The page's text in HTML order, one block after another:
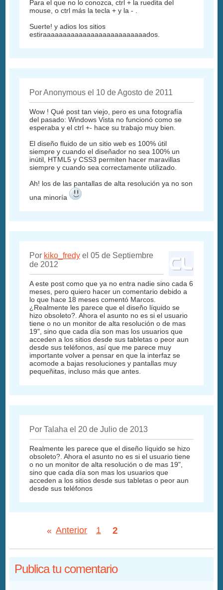
Para el que no lo conozca, ctrl + la ruedita del
mouse, o ctrl más la tecla + y la - .
Suerte! y adios los sitios
estiraaaaaaaaaaaaaaaaaaaaaaaaaados.
Por Anonymous el 10 de Agosto de 2011
Wow ! Qué post tan viejo, pero es una fotografía
del pasado: Windows Vista no funcionó como se
esperaba y el ctrl +- hace su trabajo muy bien.
El diseño fluido de un sitio web es 100% útil
siempre y cuando el diseñador no sea 100% un
inútil, HTML5 y CSS3 permiten hacer maravillas
siempre y cuando sea correctamente utilizado.
Ah! los de las pantallas de alta resolución ya no son
una minoría
Por kiko_fredy el 05 de Septiembre
de 2012
A este post como que ya no entra nadie sino cada 6
meses, pero quiero hacer un comentario debido a
lo que hace 18 meses comentó Marcos.
¿Realmente les parece que el diseño líquido se
hizo obsoleto?. Ahora el asunto no es si el usuario
tiene o no un monitor de alta resolución o de mas
19", sino que cada día son mas los usuarios que
acceden a los sitios desde sus tabletas o peor aun
desde sus teléfonos, así que me parece muy
importante volver a pensar en que la interfaz se
acomode a bajas resoluciones y pantallas muy
pequeñitas, incluso más que antes.
Por Talaha el 20 de Julio de 2013
Realmente les parece que el diseño líquido se hizo
obsoleto?. Ahora el asunto no es si el usuario tiene
o no un monitor de alta resolución o de mas 19",
sino que cada día son mas los usuarios que
acceden a los sitios desde sus tabletas o peor aun
desde sus teléfonos
« Anterior 1 2
Publica tu comentario